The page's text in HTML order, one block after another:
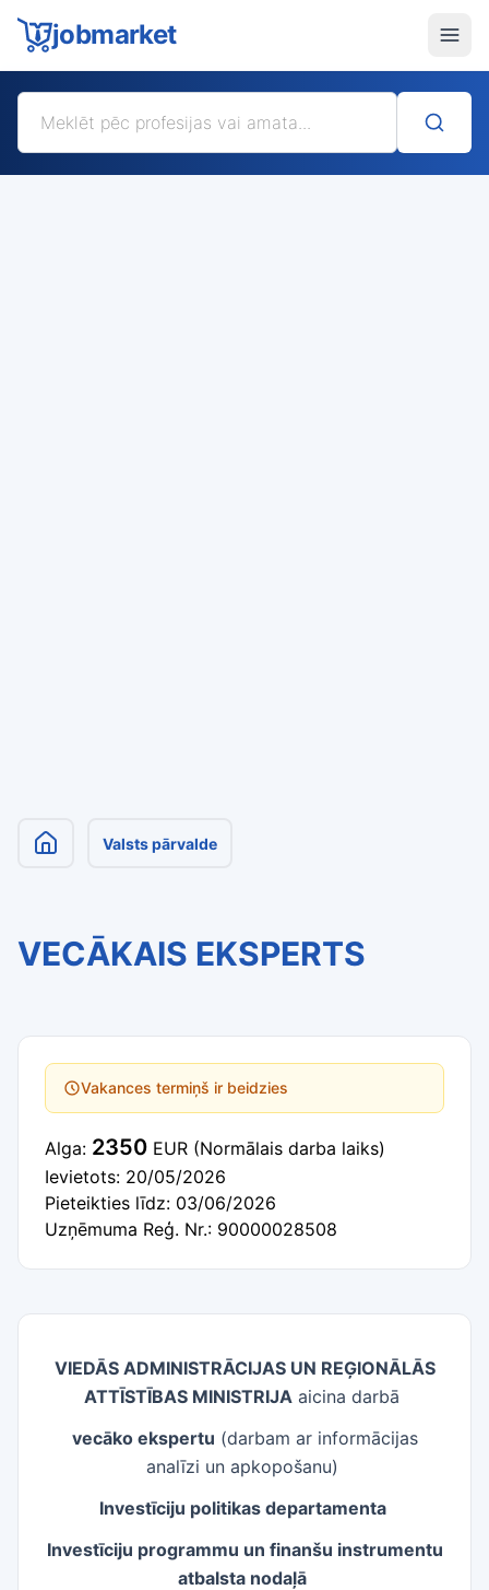
jobmarket
Valsts pārvalde
VECĀKAIS EKSPERTS
VIEDĀS ADMINISTRĀCIJAS UN REĢIONĀLĀS
ATTĪSTĪBAS MINISTRIJA aicina darbā
vecāko ekspertu (darbam ar informācijas
analīzi un apkopošanu)
Investīciju politikas departamenta
Investīciju programmu un finanšu instrumentu
atbalsta nodaļā
Vakances termiņš ir beidzies
Alga: 2350 EUR (Normālais darba laiks)
Ievietots: 20/05/2026
Pieteikties līdz: 03/06/2026
Uzņēmuma Reģ. Nr.: 90000028508